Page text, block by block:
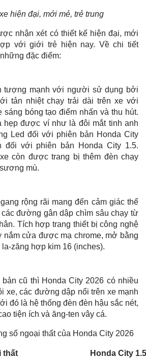
hiện đại, mới mẻ, trẻ trung
nhận xét có thiết kế hiện đại, mới
với giới trẻ hiện nay. Về chi tiết
đặc điểm:
tượng mạnh với người sử dụng bởi
tản nhiệt chạy trải dài trên xe với
sáng bóng tạo điểm nhấn và thu hút.
hẹp được ví như là đôi mắt tinh anh
Led đối với phiên bản Honda City
đối với phiên bản Honda City 1.5.
còn được trang bị thêm đèn chạy
mù.
rộng rãi mang đến cảm giác thể
đường gân dập chìm sâu chạy từ
Tích hợp trang thiết bị công nghệ
nắm cửa được mạ chrome, mở bằng
zăng hợp kim 16 (inches).
cũ thì Honda City 2026 có nhiều
xe, các đường dập nổi trên xe mạnh
đó là hệ thống đèn đèn hậu sắc nét,
tiện ích và ăng-ten vây cá.
số ngoại thất của Honda City 2026
thất Honda City 1.5